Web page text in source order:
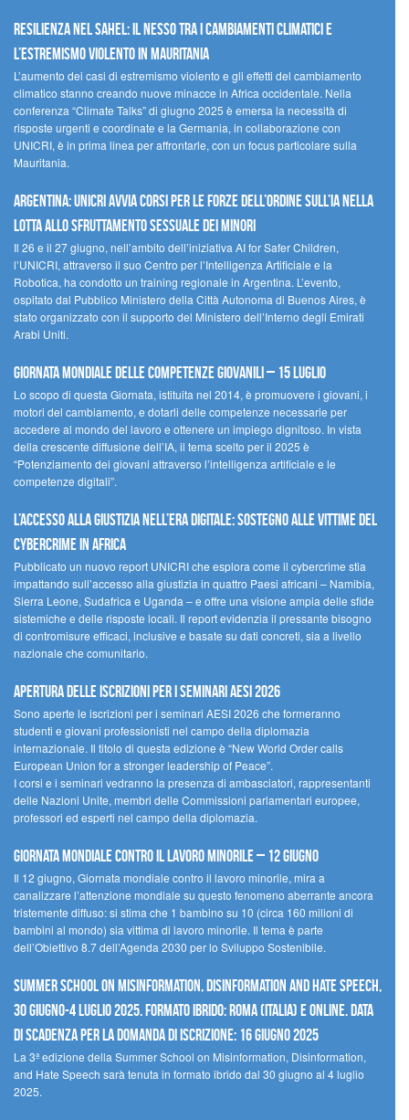
Resilienza nel Sahel: il nesso tra i cambiamenti climatici e
l’estremismo violento in Mauritania
L’aumento dei casi di estremismo violento e gli effetti del cambiamento
climatico stanno creando nuove minacce in Africa occidentale. Nella
conferenza “Climate Talks” di giugno 2025 è emersa la necessità di
risposte urgenti e coordinate e la Germania, in collaborazione con
UNICRI, è in prima linea per affrontarle, con un focus particolare sulla
Mauritania.
Argentina: UNICRI avvia corsi per le forze dell’ordine sull’IA nella
lotta allo sfruttamento sessuale dei minori
Il 26 e il 27 giugno, nell’ambito dell’iniziativa AI for Safer Children,
l’UNICRI, attraverso il suo Centro per l’Intelligenza Artificiale e la
Robotica, ha condotto un training regionale in Argentina. L’evento,
ospitato dal Pubblico Ministero della Città Autonoma di Buenos Aires, è
stato organizzato con il supporto del Ministero dell’Interno degli Emirati
Arabi Uniti.
Giornata Mondiale delle Competenze Giovanili – 15 luglio
Lo scopo di questa Giornata, istituita nel 2014, è promuovere i giovani, i
motori del cambiamento, e dotarli delle competenze necessarie per
accedere al mondo del lavoro e ottenere un impiego dignitoso. In vista
della crescente diffusione dell’IA, il tema scelto per il 2025 è
“Potenziamento dei giovani attraverso l’intelligenza artificiale e le
competenze digitali”.
L’accesso alla giustizia nell’era digitale: sostegno alle vittime del
cybercrime in Africa
Pubblicato un nuovo report UNICRI che esplora come il cybercrime stia
impattando sull’accesso alla giustizia in quattro Paesi africani – Namibia,
Sierra Leone, Sudafrica e Uganda – e offre una visione ampia delle sfide
sistemiche e delle risposte locali. Il report evidenzia il pressante bisogno
di contromisure efficaci, inclusive e basate su dati concreti, sia a livello
nazionale che comunitario.
Apertura delle iscrizioni per i seminari AESI 2026
Sono aperte le iscrizioni per i seminari AESI 2026 che formeranno
studenti e giovani professionisti nel campo della diplomazia
internazionale. Il titolo di questa edizione è “New World Order calls
European Union for a stronger leadership of Peace”.
I corsi e i seminari vedranno la presenza di ambasciatori, rappresentanti
delle Nazioni Unite, membri delle Commissioni parlamentari europee,
professori ed esperti nel campo della diplomazia.
Giornata mondiale contro il lavoro minorile – 12 giugno
Il 12 giugno, Giornata mondiale contro il lavoro minorile, mira a
canalizzare l’attenzione mondiale su questo fenomeno aberrante ancora
tristemente diffuso: si stima che 1 bambino su 10 (circa 160 milioni di
bambini al mondo) sia vittima di lavoro minorile. Il tema è parte
dell’Obiettivo 8.7 dell’Agenda 2030 per lo Sviluppo Sostenibile.
Summer School on Misinformation, Disinformation and Hate Speech,
30 giugno-4 luglio 2025. Formato ibrido: Roma (Italia) e online. Data
di scadenza per la domanda di iscrizione: 16 giugno 2025
La 3ª edizione della Summer School on Misinformation, Disinformation,
and Hate Speech sarà tenuta in formato ibrido dal 30 giugno al 4 luglio
2025.